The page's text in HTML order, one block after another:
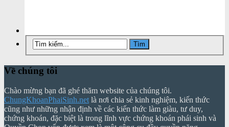
Về chúng tôi
Chào mừng bạn đã ghé thăm website của chúng tôi.
ChungKhoanPhaiSinh.net là nơi chia sẻ kinh nghiệm, kiến thức
cũng như những nhận định về các kiến thức làm giàu, tư duy,
chứng khoán, đặc biệt là trong lĩnh vực chứng khoán phái sinh và